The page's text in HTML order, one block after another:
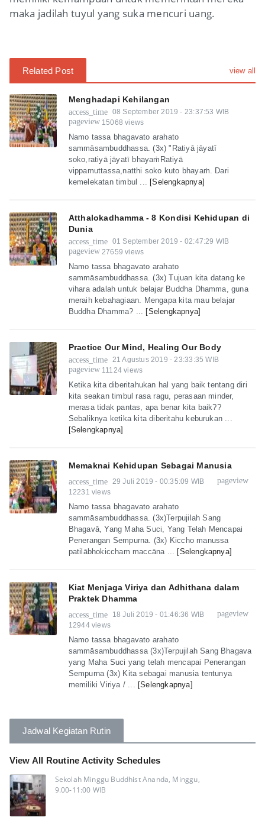
maka jadilah tuyul yang suka mencuri uang.
Related Post view all
Menghadapi Kehilangan
access_time 08 September 2019 - 23:37:53 WIB
pageview15068 views
Namo tassa bhagavato arahato
sammāsambuddhassa. (3x) "Ratiyā jāyatī
soko,ratiyā jāyatī bhayaṁRatiyā
vippamuttassa,natthi soko kuto bhayaṁ. Dari
kemelekatan timbul ...
[Selengkapnya]
Atthalokadhamma - 8 Kondisi Kehidupan di
Dunia
access_time 01 September 2019 - 02:47:29 WIB
pageview27659 views
Namo tassa bhagavato arahato
sammāsambuddhassa. (3x) Tujuan kita datang ke
vihara adalah untuk belajar Buddha Dhamma, guna
meraih kebahagiaan. Mengapa kita mau belajar
Buddha Dhamma? ...
[Selengkapnya]
Practice Our Mind, Healing Our Body
access_time 21 Agustus 2019 - 23:33:35 WIB
pageview11124 views
Ketika kita diberitahukan hal yang baik tentang diri
kita seakan timbul rasa ragu, perasaan minder,
merasa tidak pantas, apa benar kita baik??
Sebaliknya ketika kita diberitahu keburukan ...
[Selengkapnya]
Memaknai Kehidupan Sebagai Manusia
access_time 29 Juli 2019 - 00:35:09 WIB pageview
12231 views
Namo tassa bhagavato arahato
sammāsambuddhassa. (3x)Terpujilah Sang
Bhagavā, Yang Maha Suci, Yang Telah Mencapai
Penerangan Sempurna. (3x) Kiccho manussa
patilābhokiccham maccāna ...
[Selengkapnya]
Kiat Menjaga Viriya dan Adhithana dalam
Praktek Dhamma
access_time
18 Juli 2019 - 01:46:36 WIB pageview
12944 views
Namo tassa bhagavato arahato
sammāsambuddhassa (3x)Terpujilah Sang Bhagava
yang Maha Suci yang telah mencapai Penerangan
Sempurna (3x) Kita sebagai manusia tentunya
memiliki Viriya / ...
[Selengkapnya]
Jadwal Kegiatan Rutin
View All Routine Activity Schedules
Sekolah Minggu Buddhist Ananda, Minggu,
9.00-11:00 WIB